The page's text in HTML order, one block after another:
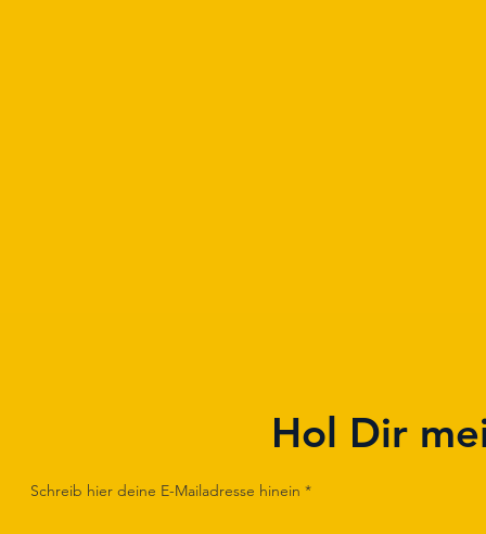
Hol Dir
Schreib hier deine E-Mailadresse hinein